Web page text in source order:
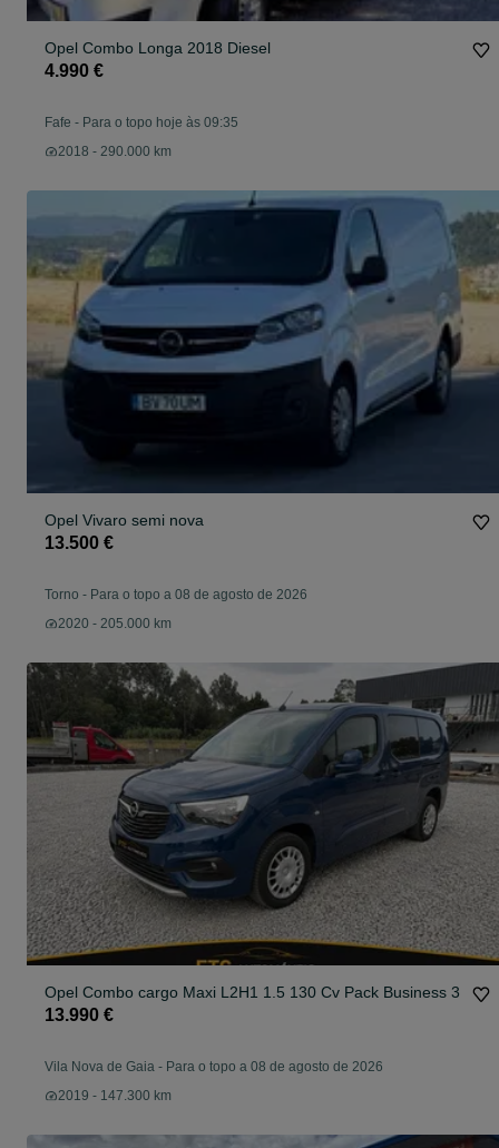
Opel Combo Longa 2018 Diesel
4.990 €
Fafe - Para o topo hoje às 09:35
2018 - 290.000 km
Opel Vivaro semi nova
13.500 €
Torno - Para o topo a 08 de agosto de 2026
2020 - 205.000 km
Opel Combo cargo Maxi L2H1 1.5 130 Cv Pack Business 3
13.990 €
Vila Nova de Gaia - Para o topo a 08 de agosto de 2026
2019 - 147.300 km